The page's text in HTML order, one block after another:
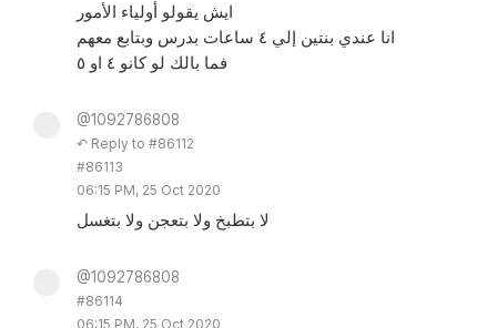
ايش يقولو أولياء الأمور
انا عندي بنتين إلي ٤ ساعات بدرس وبتابع معهم
فما بالك لو كانو ٤ او ٥
@1092786808
↶ Reply to #86112
#86113
06:15 PM, 25 Oct 2020
لا بتطبخ ولا بتعجن ولا بتغسل
@1092786808
#86114
06:15 PM, 25 Oct 2020